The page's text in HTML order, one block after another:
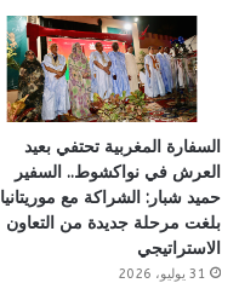
السفارة المغربية تحتفي بعيد
العرش في نواكشوط.. السفير
حميد شبار: الشراكة مع موريتانيا
بلغت مرحلة جديدة من التعاون
الاستراتيجي
31 يوليو، 2026